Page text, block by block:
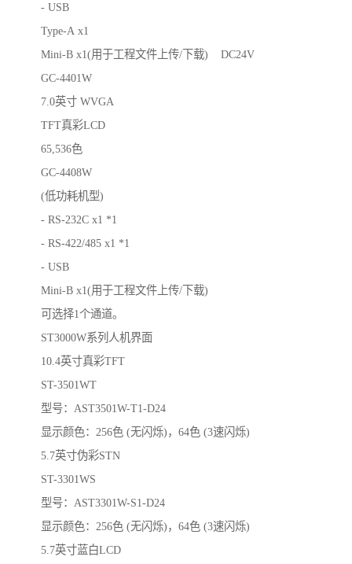
- USB
Type-A x1
Mini-B x1(用于工程文件上传/下载) DC24V
GC-4401W
7.0英寸 WVGA
TFT真彩LCD
65,536色
GC-4408W
(低功耗机型)
- RS-232C x1 *1
- RS-422/485 x1 *1
- USB
Mini-B x1(用于工程文件上传/下载)
可选择1个通道。
ST3000W系列人机界面
10.4英寸真彩TFT
ST-3501WT
型号：AST3501W-T1-D24
显示颜色：256色 (无闪烁)，64色 (3速闪烁)
5.7英寸伪彩STN
ST-3301WS
型号：AST3301W-S1-D24
显示颜色：256色 (无闪烁)，64色 (3速闪烁)
5.7英寸蓝白LCD